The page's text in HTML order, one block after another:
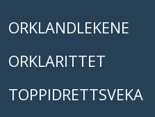
ORKLANDLEKENE
ORKLARITTET
TOPPIDRETTSVEKA